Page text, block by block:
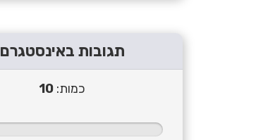
תגובות באינסטגרם
כמות: 10